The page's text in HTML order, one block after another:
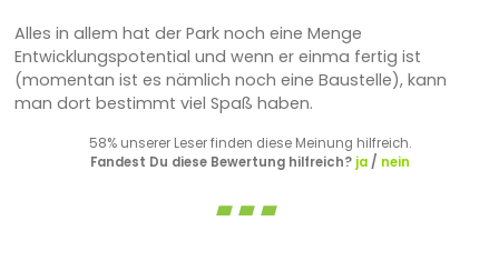
Alles in allem hat der Park noch eine Menge
Entwicklungspotential und wenn er einma fertig ist
(momentan ist es nämlich noch eine Baustelle), kann
man dort bestimmt viel Spaß haben.
58% unserer Leser finden diese Meinung hilfreich.
Fandest Du diese Bewertung hilfreich? ja/ nein